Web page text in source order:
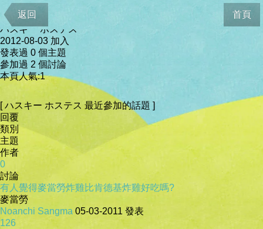
返回 首頁
會員資料
ハスキー ホステス
2012-08-03 加入
發表過 0 個主題
參加過 2 個討論
本頁人氣:1
[ ハスキー ホステス 最近參加的話題 ]
回覆
類別
主題
作者
0
討論
有人覺得麥當勞炸雞比肯德基炸雞好吃嗎?
麥當勞
Noanchi Sangma 05-03-2011 發表
126